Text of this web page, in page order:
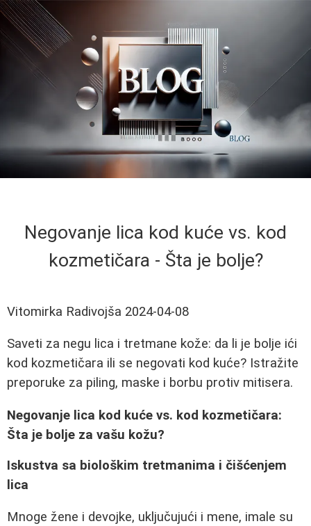
Negovanje lica kod kuće vs. kod
kozmetičara - Šta je bolje?
Vitomirka Radivojša 2024-04-08
Saveti za negu lica i tretmane kože: da li je bolje ići
kod kozmetičara ili se negovati kod kuće? Istražite
preporuke za piling, maske i borbu protiv mitisera.
Negovanje lica kod kuće vs. kod kozmetičara:
Šta je bolje za vašu kožu?
Iskustva sa biološkim tretmanima i čišćenjem
lica
Mnoge žene i devojke, uključujući i mene, imale su